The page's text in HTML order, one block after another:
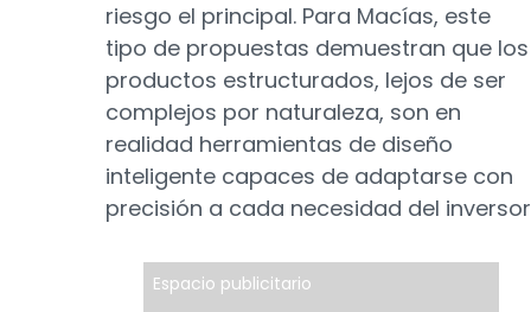
riesgo el principal. Para Macías, este
tipo de propuestas demuestran que los
productos estructurados, lejos de ser
complejos por naturaleza, son en
realidad herramientas de diseño
inteligente capaces de adaptarse con
precisión a cada necesidad del
Espacio publicitario